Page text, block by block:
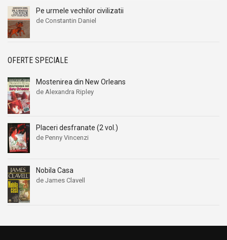
Pe urmele vechilor civilizatii
de Constantin Daniel
OFERTE SPECIALE
Mostenirea din New Orleans
de Alexandra Ripley
Placeri desfranate (2 vol.)
de Penny Vincenzi
Nobila Casa
de James Clavell